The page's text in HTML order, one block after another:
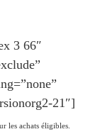
3 66″
21″]
les achats éligibles.